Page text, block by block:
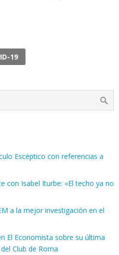
19
Escéptico con referencias a
con Isabel Iturbe: «El techo ya no
a la mejor investigación en el
El Economista sobre su última
Club de Roma